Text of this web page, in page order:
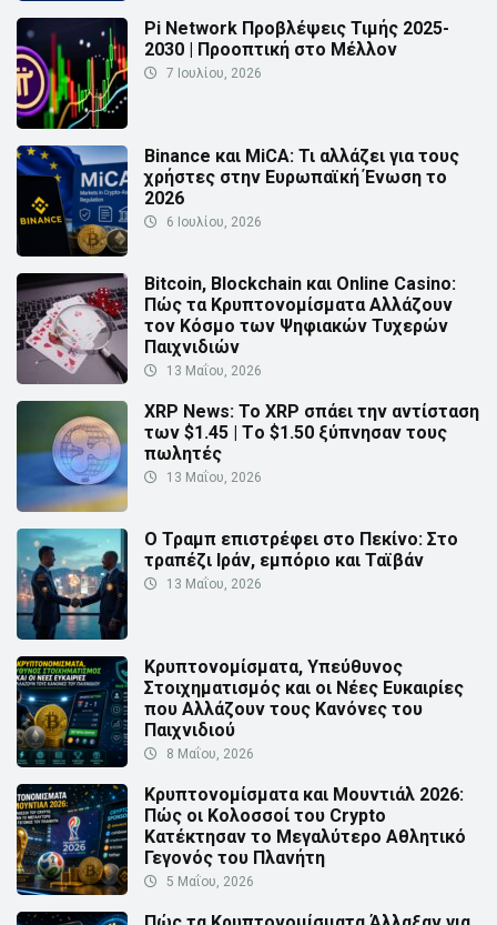
Pi Network Προβλέψεις Τιμής 2025-
2030 | Προοπτική στο Μέλλον
7 Ιουλίου, 2026
Binance και MiCA: Τι αλλάζει για τους
χρήστες στην Ευρωπαϊκή Ένωση το
2026
6 Ιουλίου, 2026
Bitcoin, Blockchain και Online Casino:
Πώς τα Κρυπτονομίσματα Αλλάζουν
τον Κόσμο των Ψηφιακών Τυχερών
Παιχνιδιών
13 Μαΐου, 2026
XRP News: Το XRP σπάει την αντίσταση
των $1.45 | Τo $1.50 ξύπνησαν τους
πωλητές
13 Μαΐου, 2026
Ο Τραμπ επιστρέφει στο Πεκίνο: Στο
τραπέζι Ιράν, εμπόριο και Ταϊβάν
13 Μαΐου, 2026
Κρυπτονομίσματα, Υπεύθυνος
Στοιχηματισμός και οι Νέες Ευκαιρίες
που Αλλάζουν τους Κανόνες του
Παιχνιδιού
8 Μαΐου, 2026
Κρυπτονομίσματα και Μουντιάλ 2026:
Πώς οι Κολοσσοί του Crypto
Κατέκτησαν το Μεγαλύτερο Αθλητικό
Γεγονός του Πλανήτη
5 Μαΐου, 2026